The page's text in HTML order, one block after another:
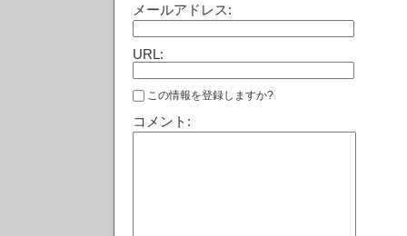
メールアドレス:
URL:
この情報を登録しますか?
コメント: